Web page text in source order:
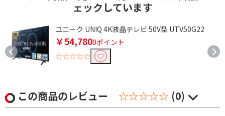
ェックしています
ユニーク UNIQ 4K液晶テレビ 50V型 UTV50G22
￥54,7800ポイント
☆☆☆☆☆
この商品のレビュー ☆☆☆☆☆ (0)